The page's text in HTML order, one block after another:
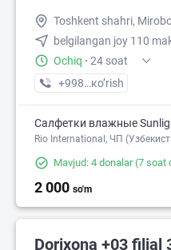
Toshkent shahri,
belgilangan joy 110
Ochiq · 24 soat
+998 (95) XXX-XX-XX
кo’rish
Салфетки влажные
Rio International, ЧП
Mavjud: 4 donalar(7 soat
2 000 so'm
Dorixona +03 filial